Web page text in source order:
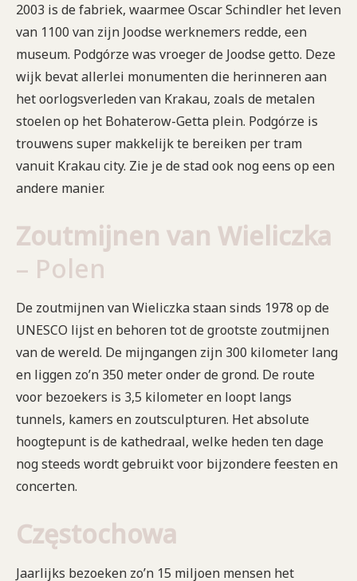
2003 is de fabriek, waarmee Oscar Schindler het leven
van 1100 van zijn Joodse werknemers redde, een
museum. Podgórze was vroeger de Joodse getto. Deze
wijk bevat allerlei monumenten die herinneren aan
het oorlogsverleden van Krakau, zoals de metalen
stoelen op het Bohaterow-Getta plein. Podgórze is
trouwens super makkelijk te bereiken per tram
vanuit Krakau city. Zie je de stad ook nog eens op een
andere manier.
Zoutmijnen van Wieliczka
– Polen
De zoutmijnen van Wieliczka staan sinds 1978 op de
UNESCO lijst en behoren tot de grootste zoutmijnen
van de wereld. De mijngangen zijn 300 kilometer lang
en liggen zo’n 350 meter onder de grond. De route
voor bezoekers is 3,5 kilometer en loopt langs
tunnels, kamers en zoutsculpturen. Het absolute
hoogtepunt is de kathedraal, welke heden ten dage
nog steeds wordt gebruikt voor bijzondere feesten en
concerten.
Częstochowa
Jaarlijks bezoeken zo’n 15 miljoen mensen het